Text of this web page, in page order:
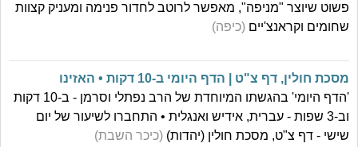
פשוט שיוצר "מניפה", מאפשר לרוטב לחדור פנימה ומעניק קצוות
שחומים וקראנצ'יים (כיפה)
מסכת חולין, דף צ"ט | הדף היומי ב-10 דקות • האזינו
'הדף היומי' בהגשתו המיוחדת של הרב נפתלי וסרמן - ב-10 דקות
וב-3 שפות - עברית, אידיש ואנגלית • התחברו לשיעור של יום
שישי - דף צ"ט, מסכת חולין (יהדות) (כיכר השבת)